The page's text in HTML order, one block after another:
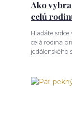
Ako
celú
Hľadáte
celá rodina
jedálenského